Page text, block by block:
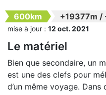
600km +19377m /
mise à jour : 12 oct. 2021
Le matériel
Bien que secondaire, un
est une des clefs pour
d’un même voyage.